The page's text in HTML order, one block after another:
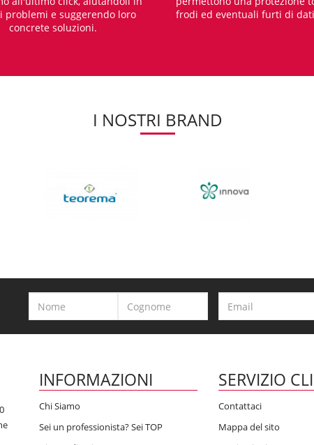
problemi e suggerendo loro
concrete soluzioni.
frodi ed eventuali furti di
I NOSTRI BRAND
INFORMAZIONI
Chi Siamo
Sei un professionista? Sei TOP
SERVIZIO
Contattaci
Mappa del sito